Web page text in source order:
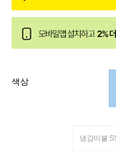
색상
냉감이불